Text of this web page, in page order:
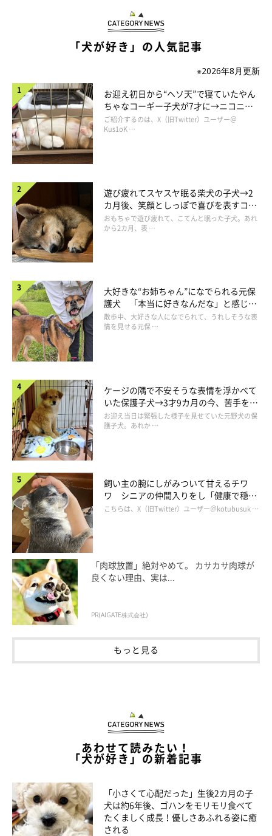
抱っこもさせてくれました。
真っ赤な紅葉を見ながら、絶対に幸せにしなくちゃと強く思った
作者紹介：ここ柴
京都府在住。柴犬の魅力をイラストで表現してSNSで発信、共感
ストは、ドラマ・映画「柴公園」のエンドロールにも登場。柴犬
たちのクスッと笑える生態を描いた書籍「柴犬のここが好き」を
出版。
ここ柴のインスタグラム
「犬が好き」の人気記事
※2026年8月更新
お迎え初日から“ヘソ天”で寝ていたやん
ちゃなコーギー子犬が7才に→ニコニ
コ“コーギースマイル”が魅力のコに成
長！
ご紹介するのは、X（旧Twitter）ユーザー＠
Kus1oK …
遊び疲れてスヤスヤ眠る柴犬の子犬→2
カ月後、笑顔としっぽで喜びを表すコに
成長！
おもちゃで遊び疲れて、こてんと眠った子犬。あれ
から2カ月、表 …
大好きな“お姉ちゃん”になでられる元保
護犬 「本当に好きなんだな」と感じる
表情にほっこり
散歩中、大好きな人になでられて、うれしそうな表
情を見せる元保 …
ケージの隅で不安そうな表情を浮かべて
いた保護子犬→3才9カ月の今、苦手を克
服し頼もしいコに成長！
お迎え当日は緊張した様子を見せていた元野犬の保
護子犬。あれか …
飼い主の腕にしがみついて甘えるチワ
ワ シニアの仲間入りをし「健康で穏や
かな暮らしが続いてほしい」と願う
こちらは、X（旧Twitter）ユーザー＠kotubusuk …
「肉球放置」絶対やめて。 カサカサ肉球が
良くない理由、実は...
PR(AIGATE株式会社)
もっと見る
あわせて読みたい！
「犬が好き」の新着記事
「小さくて心配だった」生後2カ月の子
犬は約6年後、ゴハンをモリモリ食べて
たくましく成長！優しさあふれる姿に癒
される